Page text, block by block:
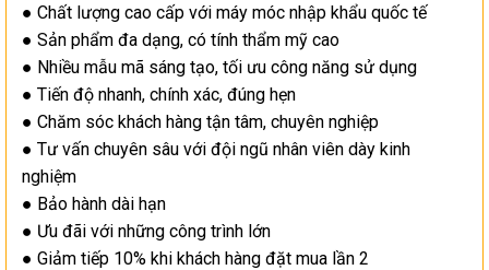
● Chất lượng cao cấp với máy móc nhập khẩu quốc tế
● Sản phẩm đa dạng, có tính thẩm mỹ cao
● Nhiều mẫu mã sáng tạo, tối ưu công năng sử dụng
● Tiến độ nhanh, chính xác, đúng hẹn
● Chăm sóc khách hàng tận tâm, chuyên nghiệp
● Tư vấn chuyên sâu với đội ngũ nhân viên dày kinh
nghiệm
● Bảo hành dài hạn
● Ưu đãi với những công trình lớn
● Giảm tiếp 10% khi khách hàng đặt mua lần 2